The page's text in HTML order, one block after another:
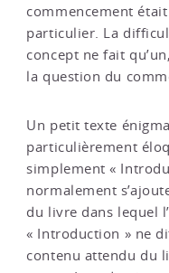
commencement
particulier. La
concept ne fait
la question du
Un petit texte
particulièrement
simplement «
normalement
du livre dans lequel
« Introduction » ne
contenu attendu du